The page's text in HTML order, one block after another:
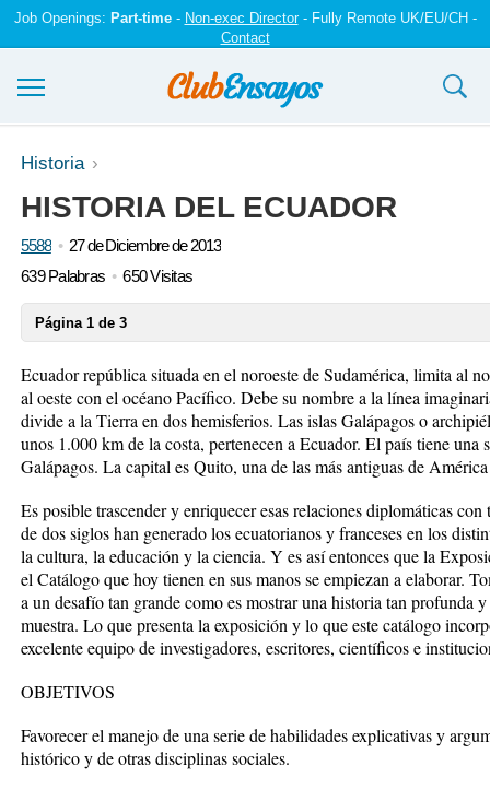
Job Openings: Part-time- Non-exec Director- Fully Remote UK/EU/CH -
Contact
Ensayos y trabajos
Registrarse
Iniciar sesión
Historia
HISTORIA DEL ECUADOR
5588
27 de Diciembre de 2013
639 Palabras
650 Visitas
Página 1 de 3
Ecuador república situada en el noroeste de Sudamérica, limita al
al oeste con el océano Pacífico. Debe su nombre a la línea
divide a la Tierra en dos hemisferios. Las islas Galápagos o
unos 1.000 km de la costa, pertenecen a Ecuador. El país tiene
Galápagos. La capital es Quito, una de las más antiguas de
Es posible trascender y enriquecer esas relaciones diplomáticas
de dos siglos han generado los ecuatorianos y franceses en los
la cultura, la educación y la ciencia. Y es así entonces que la
el Catálogo que hoy tienen en sus manos se empiezan a elaborar.
a un desafío tan grande como es mostrar una historia tan profunda
muestra. Lo que presenta la exposición y lo que este catálogo
excelente equipo de investigadores, escritores, científicos e
OBJETIVOS
Favorecer el manejo de una serie de habilidades explicativas y
histórico y de otras disciplinas sociales.